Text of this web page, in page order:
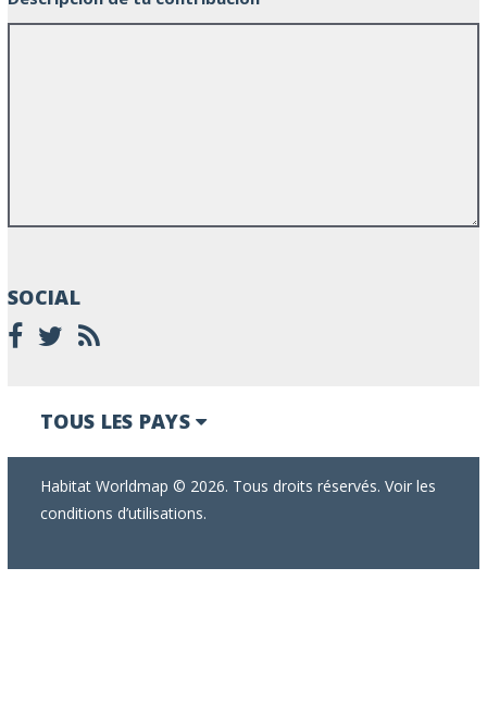
SOCIAL
TOUS LES PAYS
Habitat Worldmap © 2026. Tous droits réservés. Voir les
conditions d’utilisations.